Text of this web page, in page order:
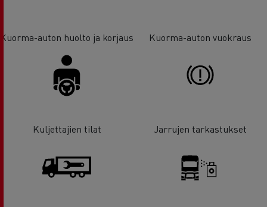
Kuorma-auton huolto ja korjaus Kuorma-auton vuokraus
Kuljettajien tilat Jarrujen tarkastukset